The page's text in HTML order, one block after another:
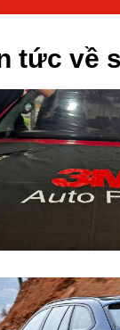
tức về